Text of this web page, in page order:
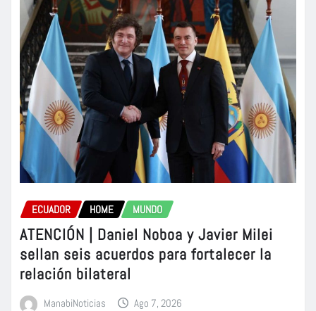
ECUADOR HOME MUNDO
ATENCIÓN | Daniel Noboa y Javier Milei
sellan seis acuerdos para fortalecer la
relación bilateral
ManabiNoticias Ago 7, 2026